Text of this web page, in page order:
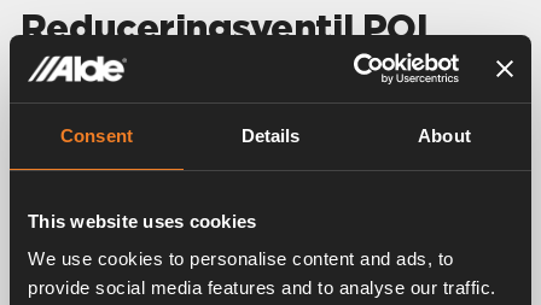
Consent Details About
This website uses cookies
We use cookies to personalise content and ads, to
provide social media features and to analyse our traffic.
Reduceringsventil POL
(G.10) - Ø 8 mm
slangnippel (H.50)
Variants
Artikelnummer: 4175000